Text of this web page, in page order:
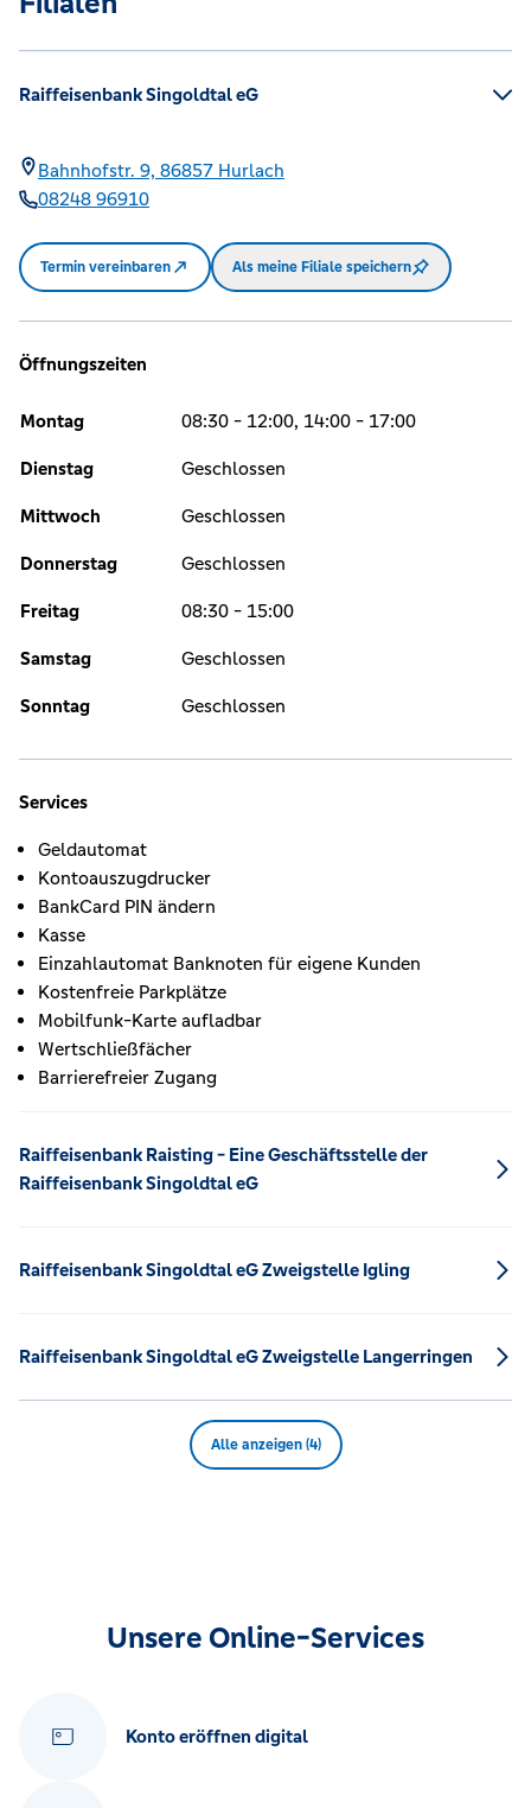
Raiffeisenbank Singoldtal eG
Bahnhofstr. 9, 86857 Hurlach
08248 96910
Termin vereinbaren Als meine Filiale speichern
Öffnungszeiten
Montag 08:30 - 12:00, 14:00 - 17:00
Dienstag Geschlossen
Mittwoch Geschlossen
Donnerstag Geschlossen
Freitag 08:30 - 15:00
Samstag Geschlossen
Sonntag Geschlossen
Services
Geldautomat
Kontoauszugdrucker
BankCard PIN ändern
Kasse
Einzahlautomat Banknoten für eigene Kunden
Kostenfreie Parkplätze
Mobilfunk-Karte aufladbar
Wertschließfächer
Barrierefreier Zugang
Raiffeisenbank Raisting - Eine Geschäftsstelle der
Raiffeisenbank Singoldtal eG
Raiffeisenbank Singoldtal eG Zweigstelle Igling
Raiffeisenbank Singoldtal eG Zweigstelle Langerringen
Alle anzeigen (4)
Unsere Online-Services
Konto eröffnen digital